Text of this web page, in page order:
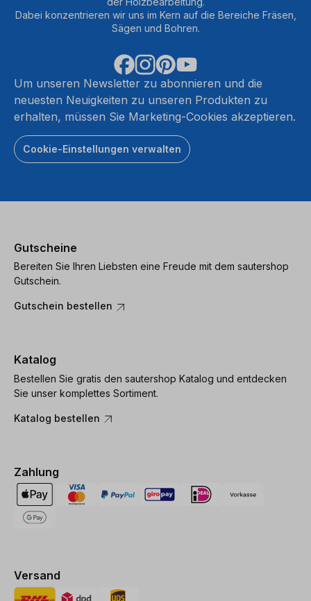
Dabei konzentrieren wir uns im Kern auf die Bereiche Fräsen,
Sägen und Bohren.
Um unseren Newsletter zu abonnieren und die
neuesten Neuigkeiten zu unseren Produkten zu
erhalten, müssen Sie Marketing-Cookies akzeptieren.
Cookie-Einstellungen verwalten
Gutscheine
Bereiten Sie Ihren Liebsten eine Freude mit dem sautershop
Gutschein.
Gutschein bestellen
Katalog
Bestellen Sie gratis den sautershop Katalog und entdecken
Sie unser komplettes Sortiment.
Katalog bestellen
Zahlung
Versand